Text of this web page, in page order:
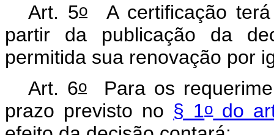
Art. 5o
A certificação
partir da publicação da
permitida sua renovação por
Art. 6oPara os
prazo previsto no § 1odo